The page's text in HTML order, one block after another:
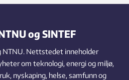
og SINTEF
NTNU. Nettstedet inneholder
om teknologi, energi og miljø,
nyskaping, helse, samfunn og